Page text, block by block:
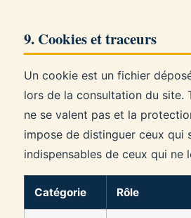
9. Cookies et traceurs
Un cookie est un fichier
lors de la consultation du site.
ne se valent pas et la
impose de distinguer ceux qui
indispensables de ceux qui ne
Catégorie Rôle